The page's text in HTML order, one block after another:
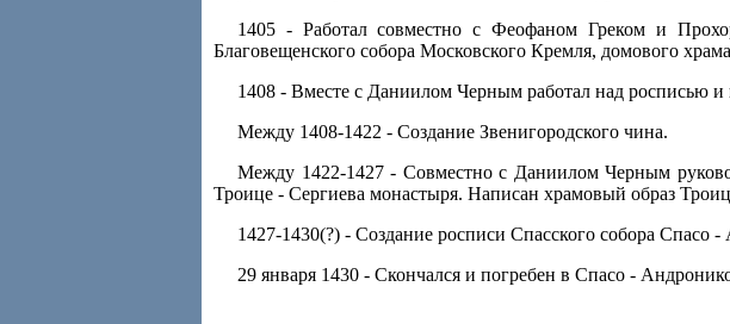
1405 - Работал совместно с Феофаном Греком и
Благовещенского собора Московского Кремля, домового
1408 - Вместе с Даниилом Черным работал над росписью и
Между 1408-1422 - Создание Звенигородского чина.
Между 1422-1427 - Совместно с Даниилом Черным
Троице - Сергиева монастыря. Написан храмовый образ
1427-1430(?) - Создание росписи Спасского собора Спасо
29 января 1430 - Скончался и погребен в Спасо -